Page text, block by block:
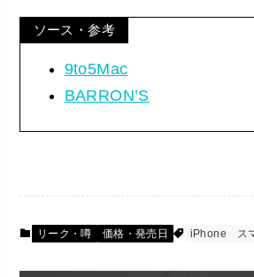
ソース・参考
9to5Mac
BARRON’S
リーク・噂 価格・発売日 iPhone ス